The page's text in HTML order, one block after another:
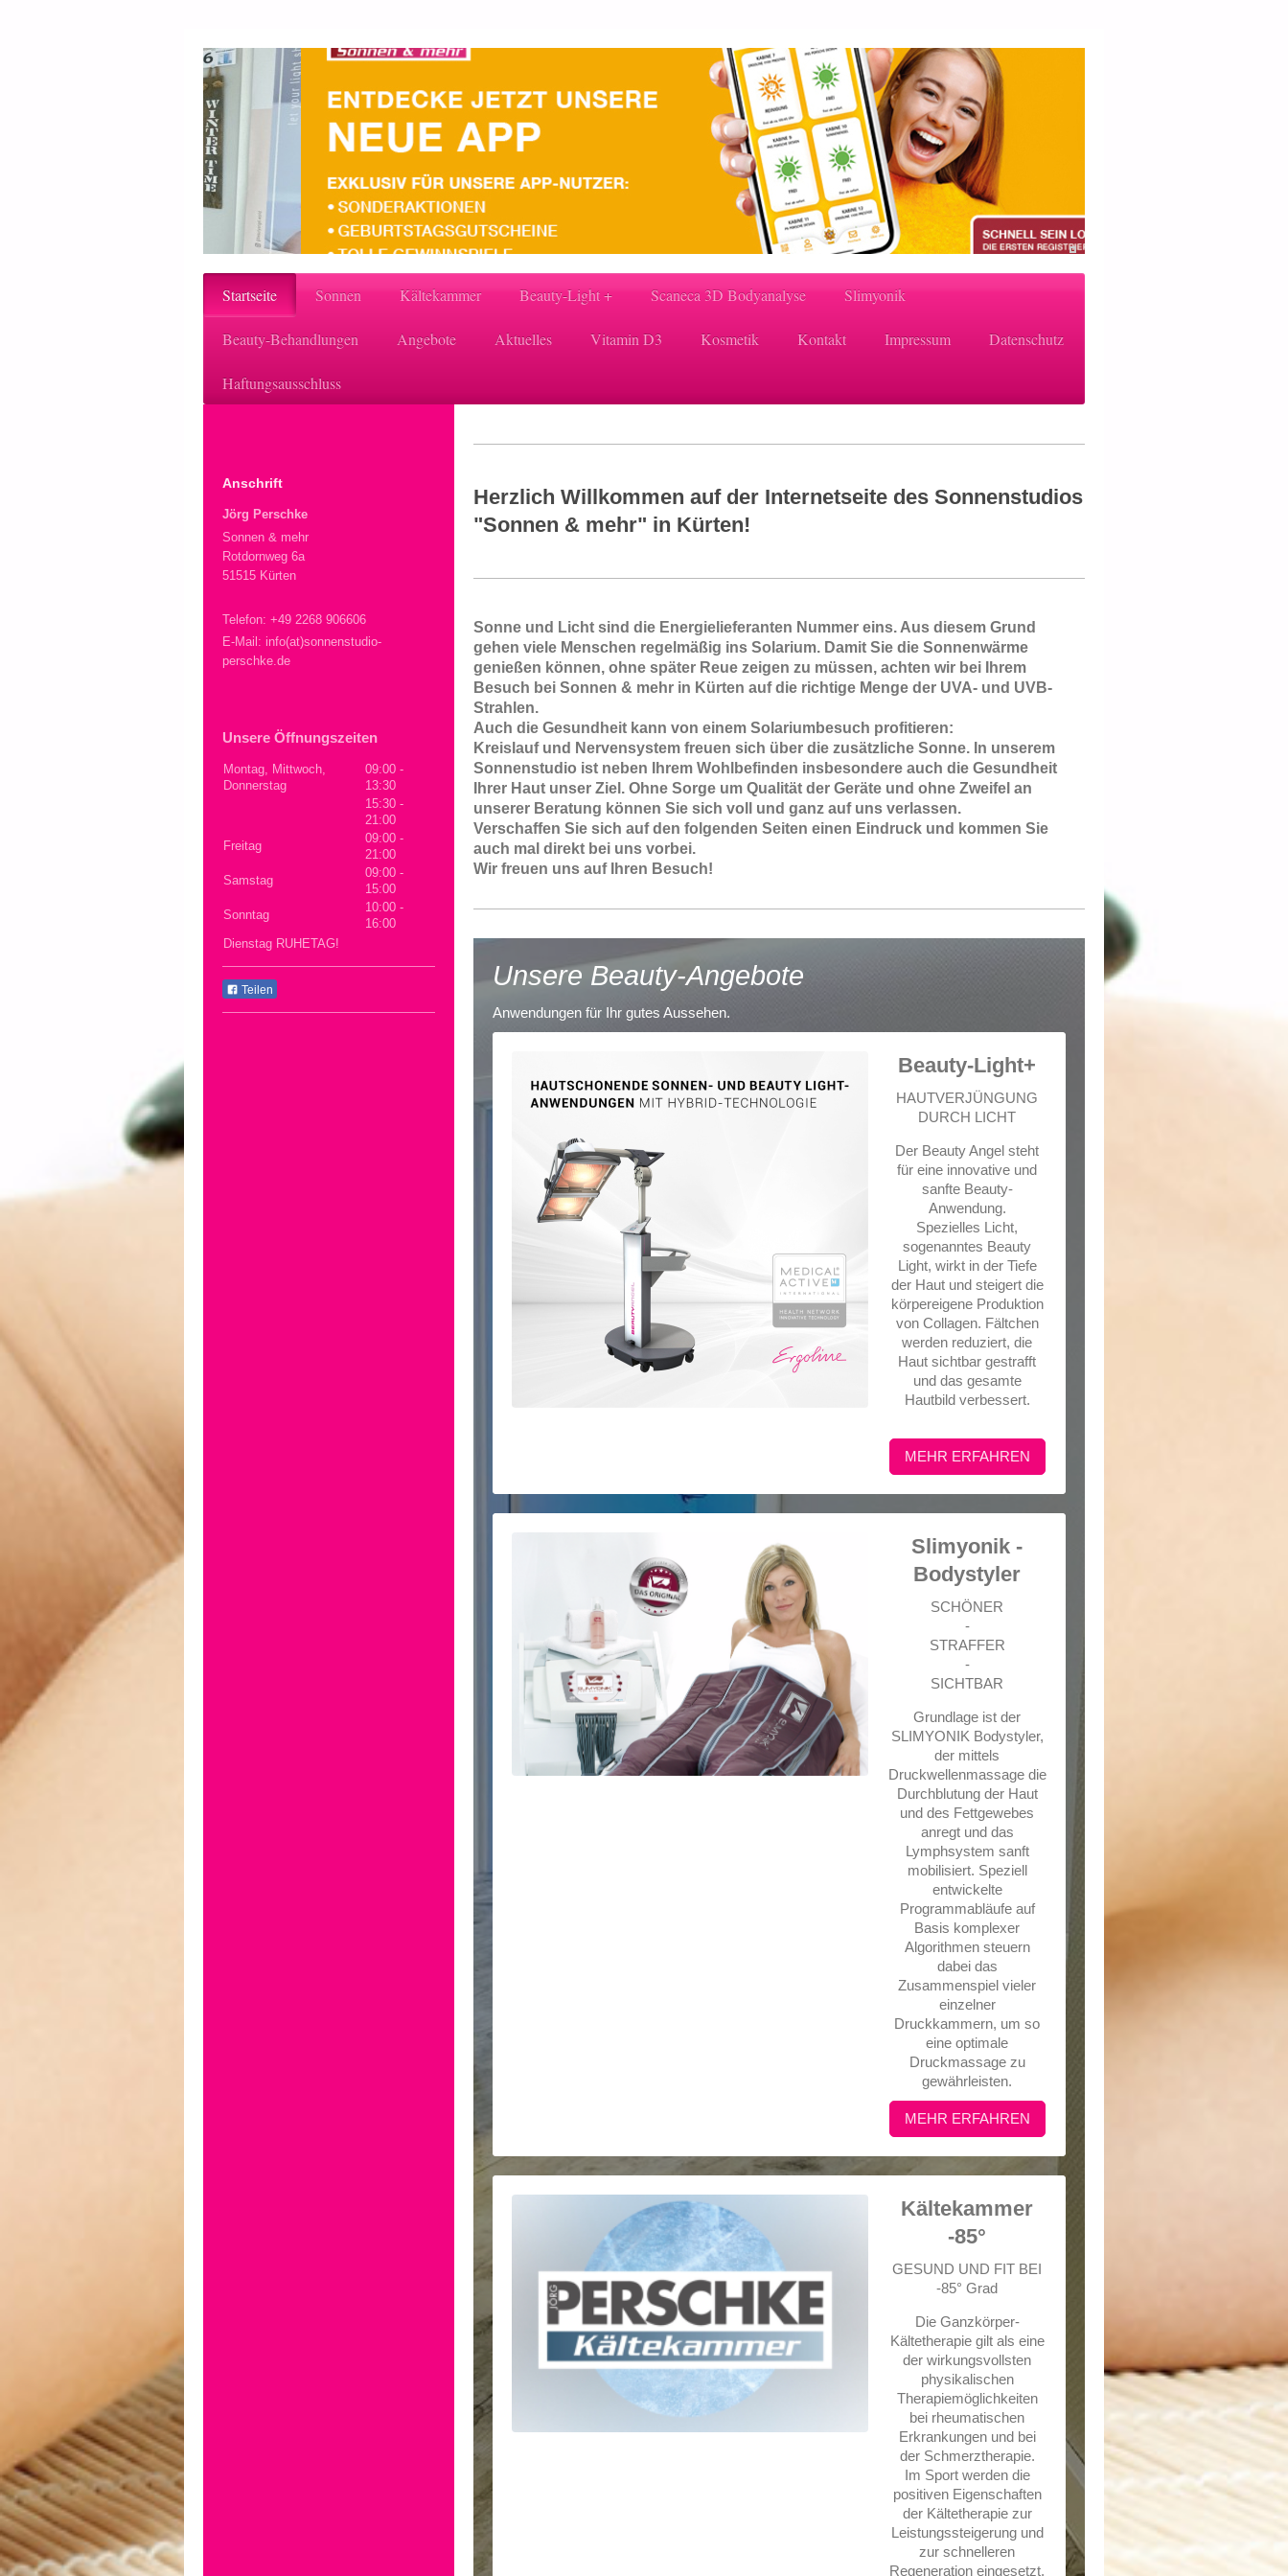
Startseite Sonnen Kältekammer Beauty-Light + Scaneca 3D Bodyanalyse Slimyonik
Beauty-Behandlungen Angebote Aktuelles Vitamin D3 Kosmetik Kontakt Impressum Datenschutz
Haftungsausschluss
Herzlich Willkommen auf der Internetseite des Sonnenstudios
"Sonnen & mehr" in Kürten!
Sonne und Licht sind die Energielieferanten Nummer eins. Aus diesem Grund
gehen viele Menschen regelmäßig ins Solarium. Damit Sie die Sonnenwärme
genießen können, ohne später Reue zeigen zu müssen, achten wir bei Ihrem
Besuch bei Sonnen & mehr in Kürten auf die richtige Menge der UVA- und UVB-
Strahlen.
Auch die Gesundheit kann von einem Solariumbesuch profitieren:
Kreislauf und Nervensystem freuen sich über die zusätzliche Sonne. In unserem
Sonnenstudio ist neben Ihrem Wohlbefinden insbesondere auch die Gesundheit
Ihrer Haut unser Ziel. Ohne Sorge um Qualität der Geräte und ohne Zweifel an
unserer Beratung können Sie sich voll und ganz auf uns verlassen.
Verschaffen Sie sich auf den folgenden Seiten einen Eindruck und kommen Sie
auch mal direkt bei uns vorbei.
Wir freuen uns auf Ihren Besuch!
Unsere Beauty-Angebote
Anwendungen für Ihr gutes Aussehen.
Beauty-Light+
HAUTVERJÜNGUNG
DURCH LICHT
Der Beauty Angel steht
für eine innovative und
sanfte Beauty-
Anwendung.
Spezielles Licht,
sogenanntes Beauty
Light, wirkt in der Tiefe
der Haut und steigert die
körpereigene Produktion
von Collagen. Fältchen
werden reduziert, die
Haut sichtbar gestrafft
und das gesamte
Hautbild verbessert.
MEHR ERFAHREN
Slimyonik -
Bodystyler
SCHÖNER
-
STRAFFER
-
SICHTBAR
Grundlage ist der
SLIMYONIK Bodystyler,
der mittels
Druckwellenmassage die
Durchblutung der Haut
und des Fettgewebes
anregt und das
Lymphsystem sanft
mobilisiert. Speziell
entwickelte
Programmabläufe auf
Basis komplexer
Algorithmen steuern
dabei das
Zusammenspiel vieler
einzelner
Druckkammern, um so
eine optimale
Druckmassage zu
gewährleisten.
MEHR ERFAHREN
Kältekammer
-85°
GESUND UND FIT BEI
-85° Grad
Die Ganzkörper-
Kältetherapie gilt als eine
der wirkungsvollsten
physikalischen
Therapiemöglichkeiten
bei rheumatischen
Erkrankungen und bei
der Schmerztherapie.
Im Sport werden die
positiven Eigenschaften
der Kältetherapie zur
Leistungssteigerung und
zur schnelleren
Regeneration eingesetzt.
Anschrift
Jörg Perschke
Sonnen & mehr
Rotdornweg 6a
51515 Kürten
Telefon: +49 2268 906606
E-Mail: info(at)sonnenstudio-
perschke.de
Unsere Öffnungszeiten
Montag, Mittwoch,
Donnerstag
09:00 -
13:30
15:30 -
21:00
Freitag
09:00 -
21:00
Samstag
09:00 -
15:00
Sonntag
10:00 -
16:00
Dienstag RUHETAG!
Teilen